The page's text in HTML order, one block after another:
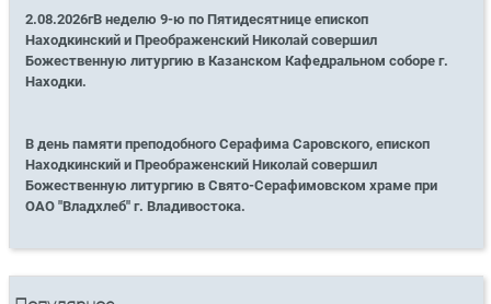
2.08.2026гВ неделю 9-ю по Пятидесятнице епископ
Находкинский и Преображенский Николай совершил
Божественную литургию в Казанском Кафедральном соборе г.
Находки.
В день памяти преподобного Серафима Саровского, епископ
Находкинский и Преображенский Николай совершил
Божественную литургию в Свято-Серафимовском храме при
ОАО "Владхлеб" г. Владивостока.